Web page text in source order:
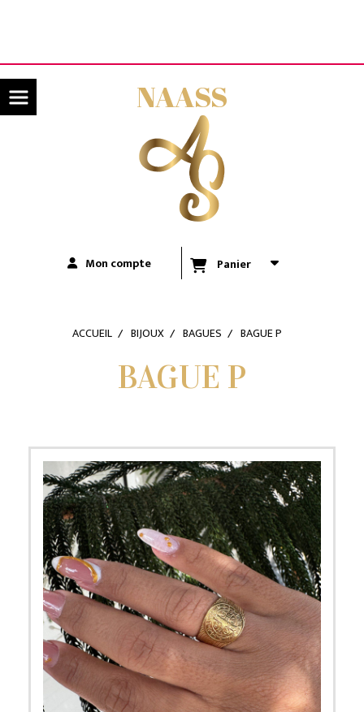
NAASS
Mon compte Panier
ACCUEIL BIJOUX BAGUES BAGUE P
BAGUE P